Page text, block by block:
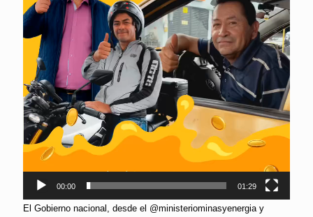
00:00 01:29
El Gobierno nacional, desde el @ministeriominasyenergia y